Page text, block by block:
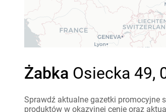
Żabka Osiecka 49,
Sprawdź aktualne gazetki promocyjne
produktów w okazyjnej cenie oraz